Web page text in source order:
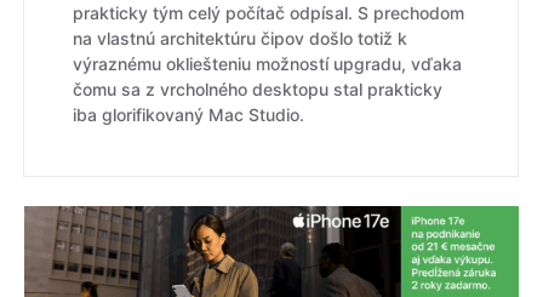
prakticky tým celý počítač odpísal. S prechodom
na vlastnú architektúru čipov došlo totiž k
výraznému okliešteniu možností upgradu, vďaka
čomu sa z vrcholného desktopu stal prakticky
iba glorifikovaný Mac Studio.